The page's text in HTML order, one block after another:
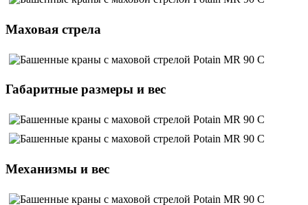
Маховая стрела
Габаритные размеры и вес
Механизмы и вес